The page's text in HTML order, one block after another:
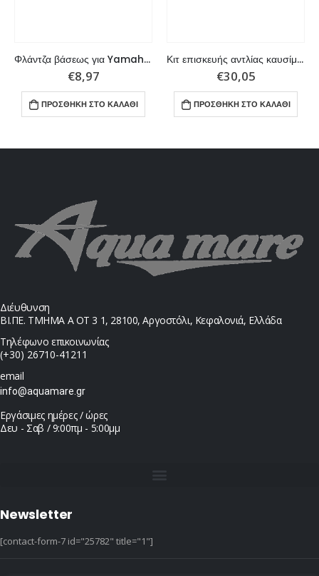
Φλάντζα βάσεως για Yamaha / Parsun
€8,97
ΠΡΟΣΘΉΚΗ ΣΤΟ ΚΑΛΆΘΙ
Κιτ επισκευής αντλίας καυσίμου για Parsun,Yamaha, Suzuki και Johnson
€30,05
ΠΡΟΣΘΉΚΗ ΣΤΟ ΚΑΛΆΘΙ
Διέυθυνση
ΒΙ.ΠΕ. ΤΜΗΜΑ Α ΟΤ 3 1, 28100, Αργοστόλι, Κεφαλονιά, Ελλάδα
Τηλέφωνο επικοινωνίας
(+30) 26710-41211
email
info@aquamare.gr
Εργάσιμες ημέρες / ώρες
Δευ - Σαβ / 9:00πμ - 5:00μμ
Newsletter
[contact-form-7 id="25782" title="1"]